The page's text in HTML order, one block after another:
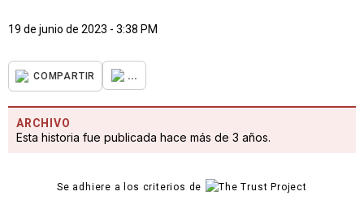
19 de junio de 2023 - 3:38 PM
COMPARTIR ...
ARCHIVO
Esta historia fue publicada hace más de 3 años.
Se adhiere a los criterios de